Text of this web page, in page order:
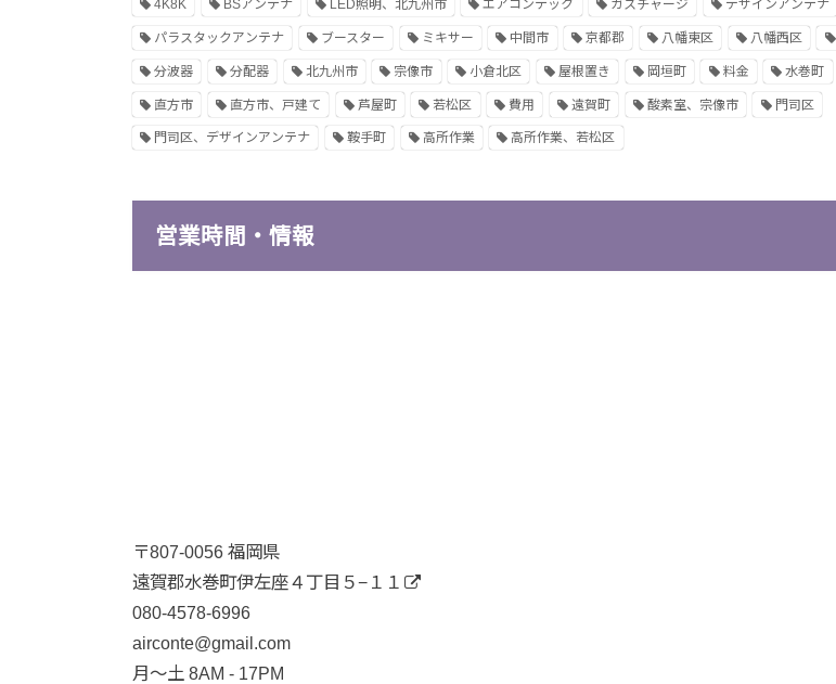
4K8K BSアンテナ LED照明、北九州市 エアコンテック ガスチャージ デザインアンテナ
パラスタックアンテナ ブースター ミキサー 中間市 京都郡 八幡東区 八幡西区
分波器 分配器 北九州市 宗像市 小倉北区 屋根置き 岡垣町 料金 水巻町
直方市 直方市、戸建て 芦屋町 若松区 費用 遠賀町 酸素室、宗像市 門司区
門司区、デザインアンテナ 鞍手町 高所作業 高所作業、若松区
営業時間・情報
〒807-0056 福岡県
遠賀郡水巻町伊左座４丁目５−１１
080-4578-6996
airconte@gmail.com
月〜土 8AM - 17PM